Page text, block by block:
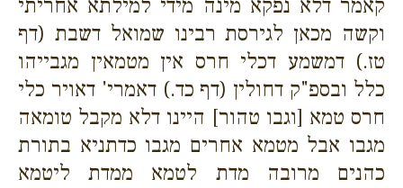
וקשה מכאן לגירסת רבינו שמואל דשבת (דף
טז.) דמשמע דכלי חרס אין מטמאין מגבייהו
כלל ובספ"ק דחולין (דף כד.) דאמרי' דאויר כלי
חרס טמא [וגבו טהור] היינו דלא מקבל טומאה
מגבו אבל מטמא אחרים מגבו כדתניא בתורת
כהנים מרובה מדת לטמא ממדת ליטמא